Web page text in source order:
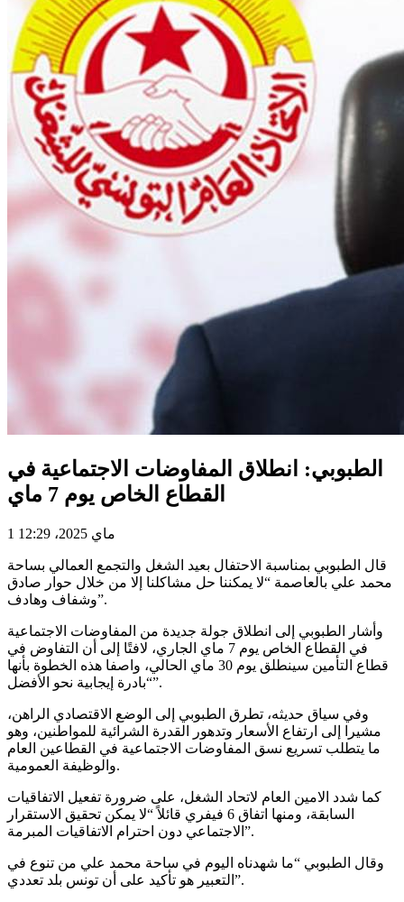
الطبوبي: انطلاق المفاوضات الاجتماعية في
القطاع الخاص يوم 7 ماي
1 ماي 2025، 12:29
قال الطبوبي بمناسبة الاحتفال بعيد الشغل والتجمع العمالي بساحة
محمد علي بالعاصمة “لا يمكننا حل مشاكلنا إلا من خلال حوار صادق
وشفاف وهادف”.
وأشار الطبوبي إلى انطلاق جولة جديدة من المفاوضات الاجتماعية
في القطاع الخاص يوم 7 ماي الجاري، لافتًا إلى أن التفاوض في
قطاع التأمين سينطلق يوم 30 ماي الحالي، واصفا هذه الخطوة بأنها
“بادرة إيجابية نحو الأفضل”.
وفي سياق حديثه، تطرق الطبوبي إلى الوضع الاقتصادي الراهن،
مشيرا إلى ارتفاع الأسعار وتدهور القدرة الشرائية للمواطنين، وهو
ما يتطلب تسريع نسق المفاوضات الاجتماعية في القطاعين العام
والوظيفة العمومية.
كما شدد الامين العام لاتحاد الشغل، على ضرورة تفعيل الاتفاقيات
السابقة، ومنها اتفاق 6 فيفري قائلاً “لا يمكن تحقيق الاستقرار
الاجتماعي دون احترام الاتفاقيات المبرمة”.
وقال الطبوبي “ما شهدناه اليوم في ساحة محمد علي من تنوع في
التعبير هو تأكيد على أن تونس بلد تعددي”.